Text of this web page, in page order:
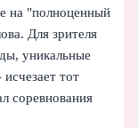
на "полноценный
Для зрителя
уникальные
тот
соревнования